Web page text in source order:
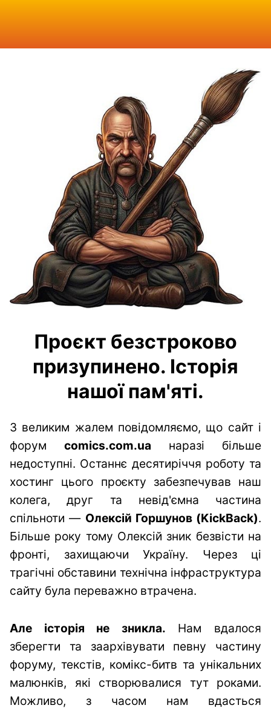
Проєкт безстроково
призупинено. Історія
нашої пам'яті.
З великим жалем повідомляємо, що сайт і
форум comics.com.ua наразі більше
недоступні. Останнє десятиріччя роботу та
хостинг цього проєкту забезпечував наш
колега, друг та невід'ємна частина
спільноти — Олексій Горшунов (KickBack).
Більше року тому Олексій зник безвісти на
фронті, захищаючи Україну. Через ці
трагічні обставини технічна інфраструктура
сайту була переважно втрачена.
Але історія не зникла. Нам вдалося
зберегти та заархівувати певну частину
форуму, текстів, комікс-битв та унікальних
малюнків, які створювалися тут роками.
Можливо, з часом нам вдасться